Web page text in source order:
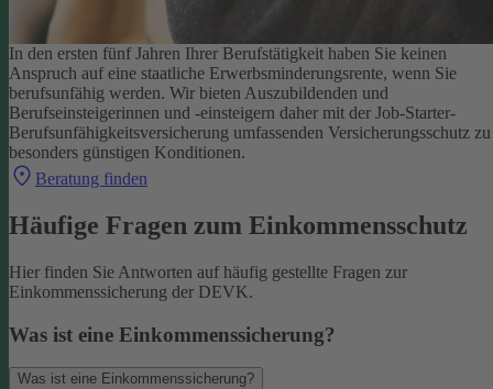
In den ersten fünf Jahren Ihrer Berufstätigkeit haben Sie keinen
Anspruch auf eine staatliche Erwerbsminderungsrente, wenn Sie
berufsunfähig werden. Wir bieten Auszubildenden und
Berufseinsteigerinnen und -einsteigern daher mit der Job-Starter-
Berufsunfähigkeitsversicherung umfassenden Versicherungsschutz zu
besonders günstigen Konditionen.
Beratung finden
Häufige Fragen zum Einkommensschutz
Hier finden Sie Antworten auf häufig gestellte Fragen zur
Einkommenssicherung der DEVK.
Was ist eine Einkommenssicherung?
Was ist eine Einkommenssicherung?